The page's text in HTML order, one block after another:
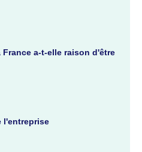
a-t-elle raison d'être
l'entreprise